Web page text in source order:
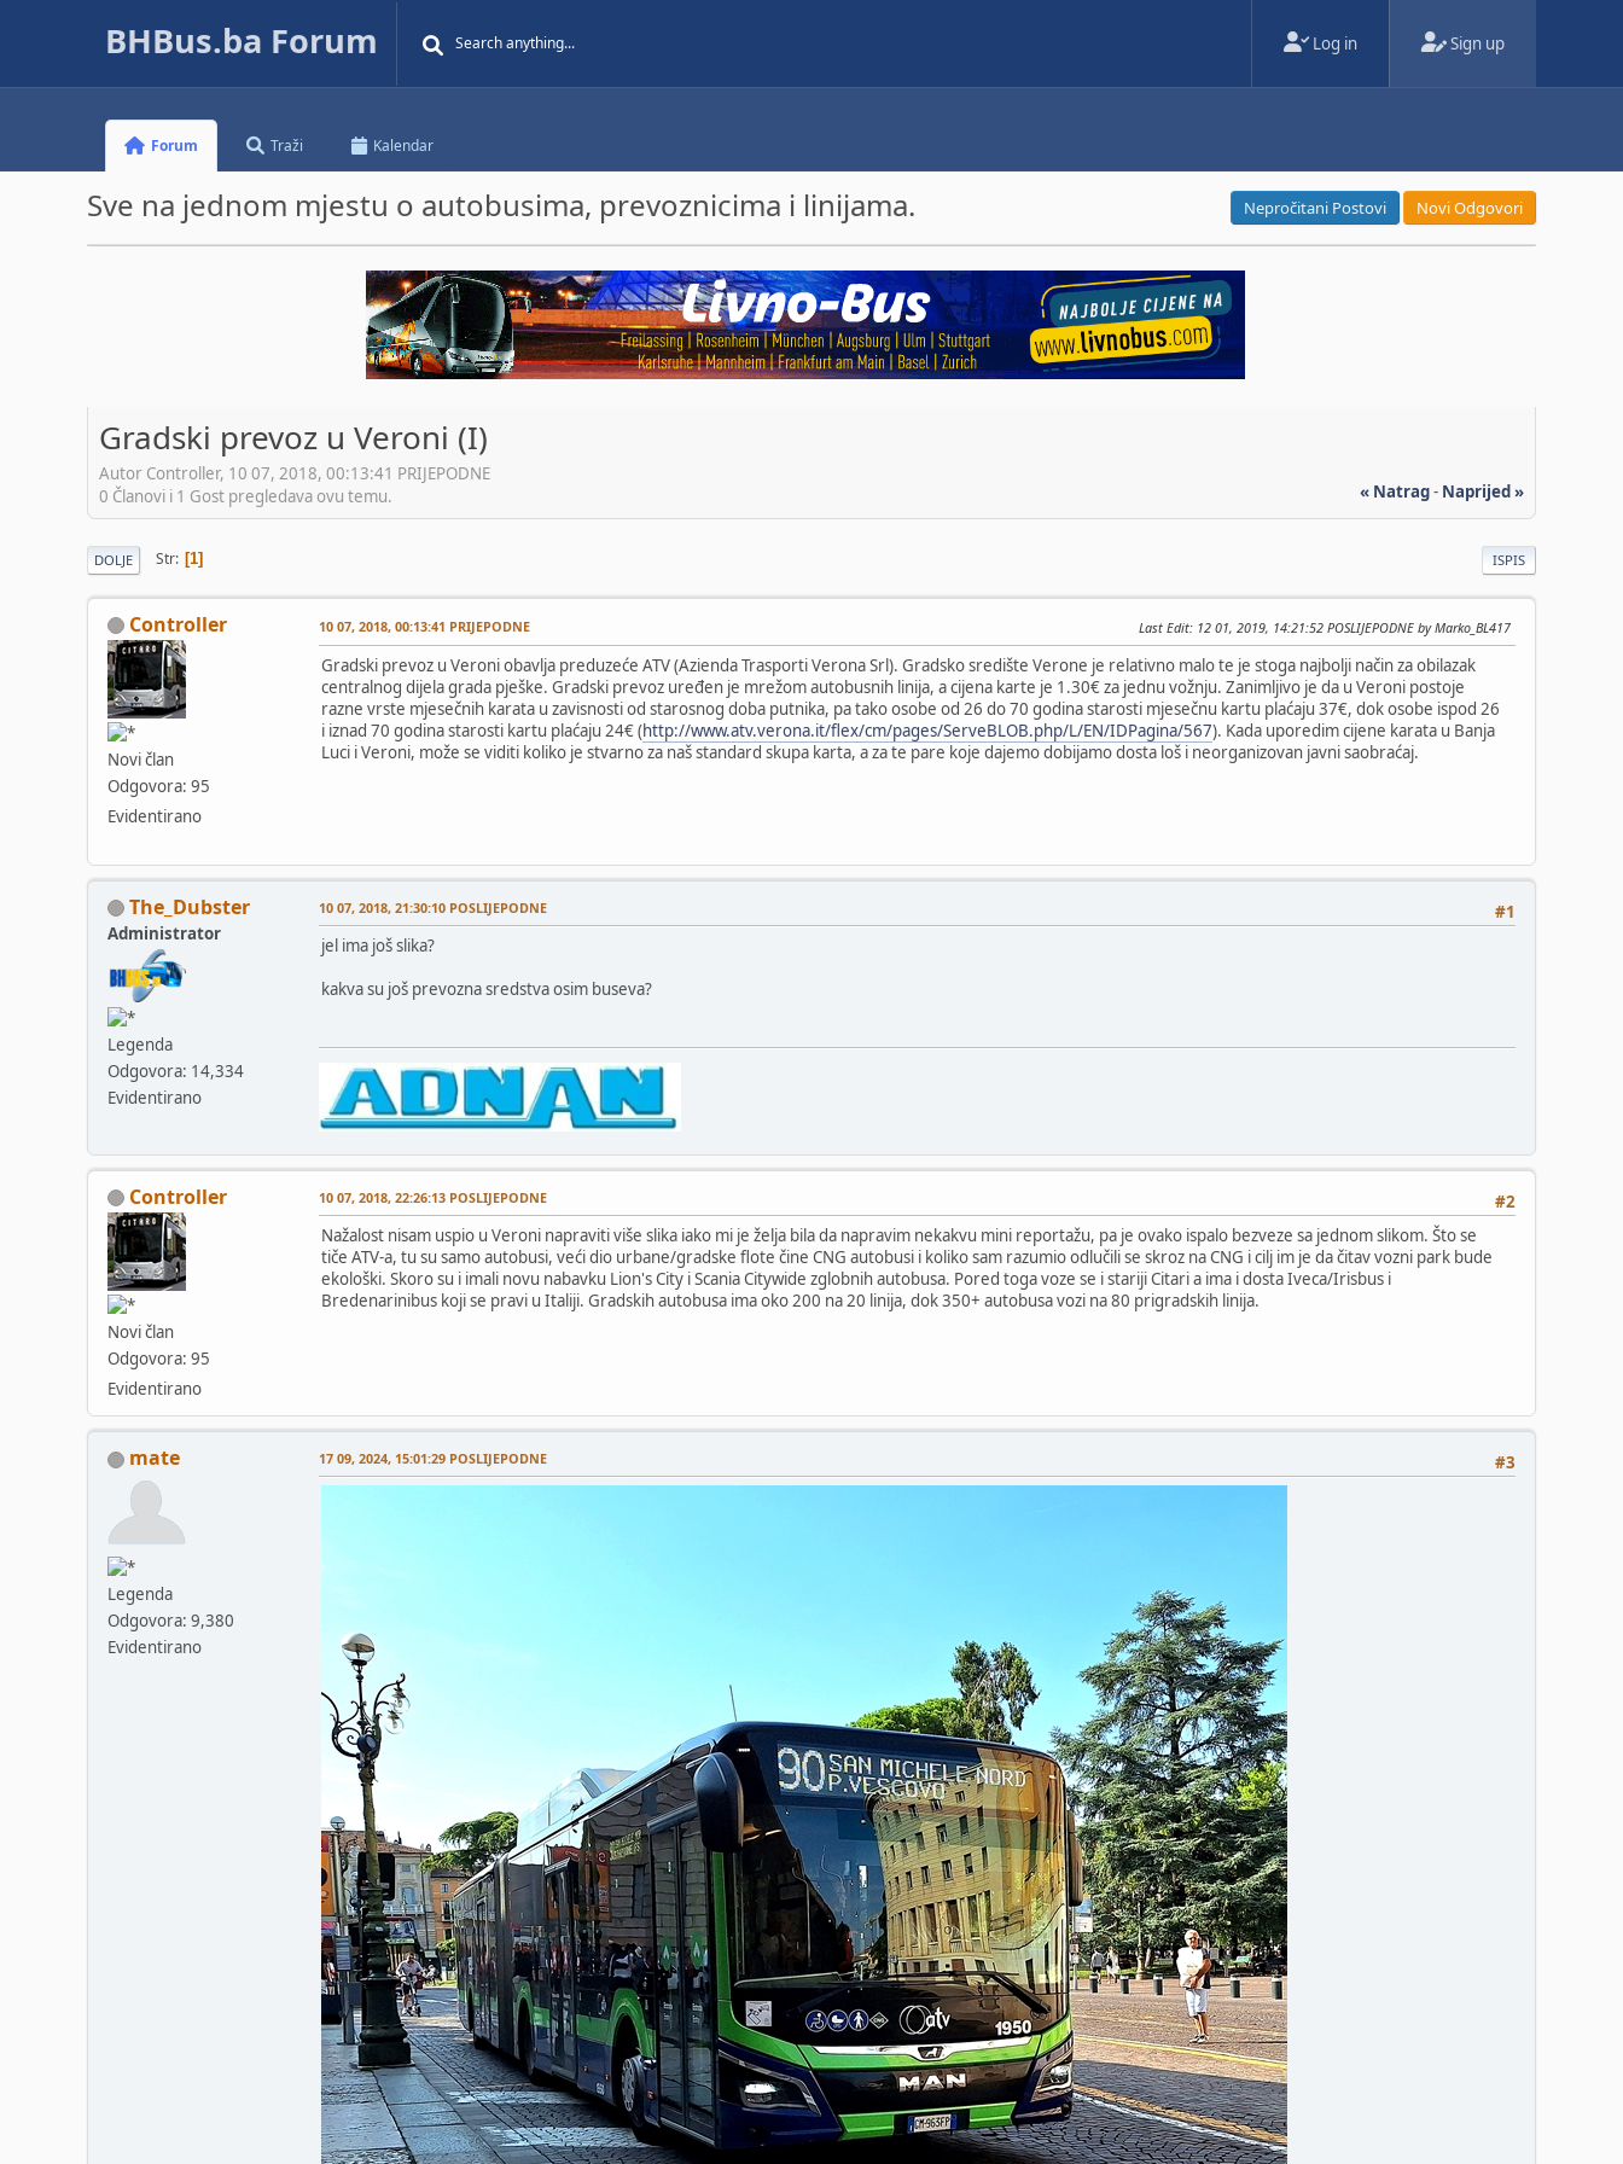
BHBus.ba Forum Log in Sign up
Forum Traži Kalendar
Sve na jednom mjestu o autobusima, prevoznicima i linijama. Nepročitani Postovi Novi Odgovori
Gradski prevoz u Veroni (I)
Autor Controller, 10 07, 2018, 00:13:41 PRIJEPODNE
« Natrag- Naprijed »
0 Članovi i 1 Gost pregledava ovu temu.
ISPIS
DOLJE Str 1
Controller
Novi član
Odgovora: 95
Evidentirano
10 07, 2018, 00:13:41 PRIJEPODNE Last Edit: 12 01, 2019, 14:21:52 POSLIJEPODNE by Marko_BL417
Gradski prevoz u Veroni obavlja preduzeće ATV (Azienda Trasporti Verona Srl). Gradsko središte Verone je relativno malo te je stoga najbolji način za obilazak
centralnog dijela grada pješke. Gradski prevoz uređen je mrežom autobusnih linija, a cijena karte je 1.30€ za jednu vožnju. Zanimljivo je da u Veroni postoje
razne vrste mjesečnih karata u zavisnosti od starosnog doba putnika, pa tako osobe od 26 do 70 godina starosti mjesečnu kartu plaćaju 37€, dok osobe ispod 26
i iznad 70 godina starosti kartu plaćaju 24€ (http://www.atv.verona.it/flex/cm/pages/ServeBLOB.php/L/EN/IDPagina/567). Kada uporedim cijene karata u Banja
Luci i Veroni, može se viditi koliko je stvarno za naš standard skupa karta, a za te pare koje dajemo dobijamo dosta loš i neorganizovan javni saobraćaj.
The_Dubster
Administrator
Legenda
Odgovora: 14,334
Evidentirano
#1
10 07, 2018, 21:30:10 POSLIJEPODNE
jel ima još slika?
kakva su još prevozna sredstva osim buseva?
Controller
Novi član
Odgovora: 95
Evidentirano
#2
10 07, 2018, 22:26:13 POSLIJEPODNE
Nažalost nisam uspio u Veroni napraviti više slika iako mi je želja bila da napravim nekakvu mini reportažu, pa je ovako ispalo bezveze sa jednom slikom. Što se
tiče ATV-a, tu su samo autobusi, veći dio urbane/gradske flote čine CNG autobusi i koliko sam razumio odlučili se skroz na CNG i cilj im je da čitav vozni park bude
ekološki. Skoro su i imali novu nabavku Lion's City i Scania Citywide zglobnih autobusa. Pored toga voze se i stariji Citari a ima i dosta Iveca/Irisbus i
Bredenarinibus koji se pravi u Italiji. Gradskih autobusa ima oko 200 na 20 linija, dok 350+ autobusa vozi na 80 prigradskih linija.
mate
Legenda
Odgovora: 9,380
Evidentirano
#3
17 09, 2024, 15:01:29 POSLIJEPODNE